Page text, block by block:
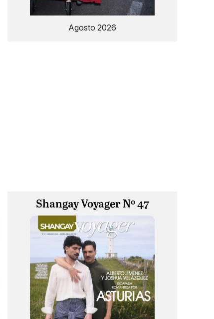
Agosto 2026
Shangay Voyager Nº 47